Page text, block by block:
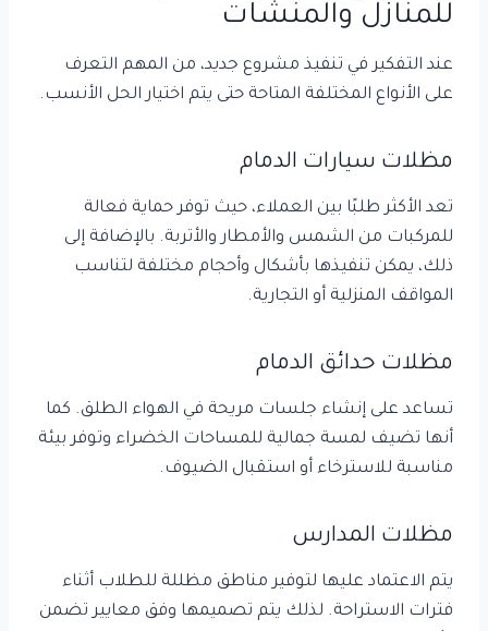
للمنازل والمنشآت
عند التفكير في تنفيذ مشروع جديد، من المهم التعرف
على الأنواع المختلفة المتاحة حتى يتم اختيار الحل الأنسب.
مظلات سيارات الدمام
تعد الأكثر طلبًا بين العملاء، حيث توفر حماية فعالة
للمركبات من الشمس والأمطار والأتربة. بالإضافة إلى
ذلك، يمكن تنفيذها بأشكال وأحجام مختلفة لتناسب
المواقف المنزلية أو التجارية.
مظلات حدائق الدمام
تساعد على إنشاء جلسات مريحة في الهواء الطلق. كما
أنها تضيف لمسة جمالية للمساحات الخضراء وتوفر بيئة
مناسبة للاسترخاء أو استقبال الضيوف.
مظلات المدارس
يتم الاعتماد عليها لتوفير مناطق مظللة للطلاب أثناء
فترات الاستراحة. لذلك يتم تصميمها وفق معايير تضمن